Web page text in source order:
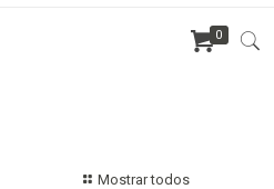
0
Mostrar todos